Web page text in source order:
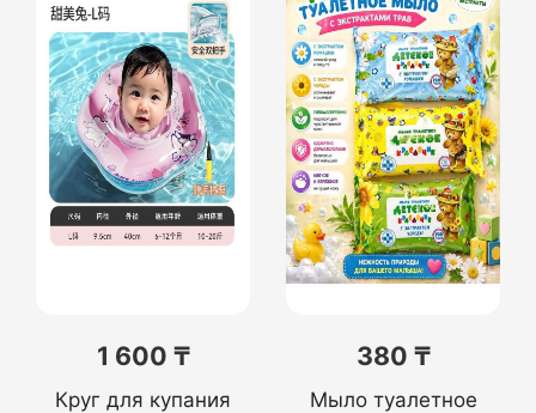
1 600 ₸
Круг для купания
380 ₸
Мыло туалетное